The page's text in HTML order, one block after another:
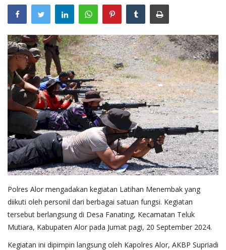
Lantas
Giat Ops
Mitra Polisi
Polisi Kita
Polres Alor mengadakan kegiatan Latihan Menembak yang
diikuti oleh personil dari berbagai satuan fungsi. Kegiatan
tersebut berlangsung di Desa Fanating, Kecamatan Teluk
Mutiara, Kabupaten Alor pada Jumat pagi, 20 September 2024.
Kegiatan ini dipimpin langsung oleh Kapolres Alor, AKBP Supriadi